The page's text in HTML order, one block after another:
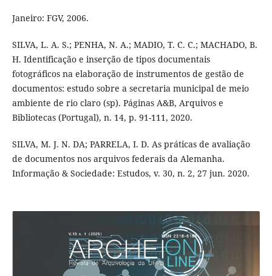
Janeiro: FGV, 2006.
SILVA, L. A. S.; PENHA, N. A.; MADIO, T. C. C.; MACHADO, B.
H. Identificação e inserção de tipos documentais
fotográficos na elaboração de instrumentos de gestão de
documentos: estudo sobre a secretaria municipal de meio
ambiente de rio claro (sp). Páginas A&B, Arquivos e
Bibliotecas (Portugal), n. 14, p. 91-111, 2020.
SILVA, M. J. N. DA; PARRELA, I. D. As práticas de avaliação
de documentos nos arquivos federais da Alemanha.
Informação & Sociedade: Estudos, v. 30, n. 2, 27 jun. 2020.